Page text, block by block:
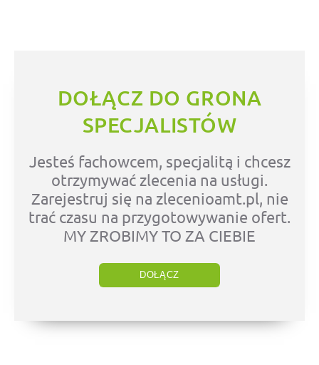
DOŁĄCZ DO GRONA
SPECJALISTÓW
Jesteś fachowcem, specjalitą i chcesz
otrzymywać zlecenia na usługi.
Zarejestruj się na zlecenioamt.pl, nie
trać czasu na przygotowywanie ofert.
MY ZROBIMY TO ZA CIEBIE
DOŁĄCZ